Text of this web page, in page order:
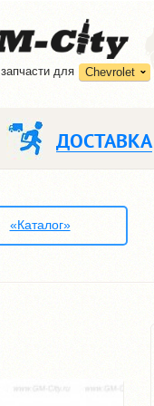
запчасти для Chevrolet
ДОСТАВКА
«Каталог»